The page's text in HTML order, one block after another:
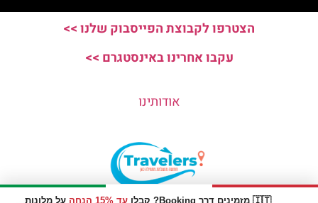
🇮🇹 מזמינים דרך Booking? קבלו עד 15% הנחה על מלונות
הצטרפו לקבוצת הפייסבוק שלנו >>
עקבו אחרינו באינסטגרם >>
אודותינו